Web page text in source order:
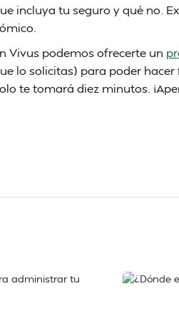
incluya tu seguro y qué no.
Vivus podemos ofrecerte un
lo solicitas) para poder
te tomará diez minutos.